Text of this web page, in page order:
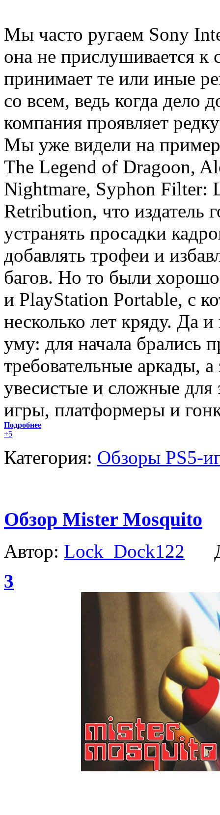
Мы часто ругаем Sony
она не прислушивается к
принимает те или иные
со всем, ведь когда дело
компания проявляет
Мы уже видели на
The Legend of Dragoon,
Nightmare, Syphon Filter:
Retribution, что издатель
устранять просадки
добавлять трофеи и
багов. Но то были
и PlayStation Portable, с
несколько лет кряду. Да
уму: для начала брались
требовательные аркады,
увесистые и сложные
игры, платформеры и
Подробнее
+5
Категория: Обзоры PS5-
Обзор Mister Mosquito
Автор: Lock_Dock122
3